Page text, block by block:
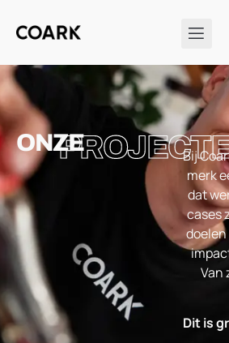
ONZE
Bij
merk
dat
cases
Van
Dit is